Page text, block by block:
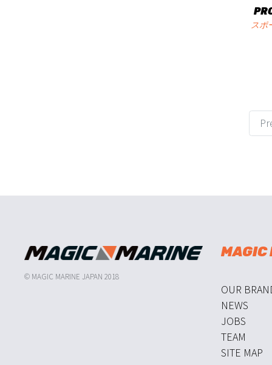
スポ
© MAGIC MARINE JAPAN 2018
MAGIC
OUR
NEWS
JOBS
TEAM
SITE MAP